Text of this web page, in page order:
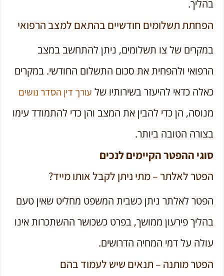
בהליך.
הפחתת תשלומים חודשיים בהתאם למצב הרפואי
במקרים של צו תשלומים, ניתן להתחשב במצב
הרפואי ולהפחית את סכום התשלום החודשי. במקרים
כאלה כדאי להיעזר בשירותיו של עורך דין הסדר נושים
מנוסה, הן כדי להבין את המצב והן כדי להתמודד עימו
בצורה הטובה ביותר.
סוגי ההפטר הקיימים לנכים
הפטר לאלתר – מתי ניתן לקבל אותו מייד?
הפטר לאלתר ניתן כשבית המשפט מחליט שאין טעם
בהליך פירעון ממושך, בפרט כשכושר ההשתכרות אינו
עולה על דמי המחיה הדרושים.
הפטר מותנה – תנאים שיש לעמוד בהם